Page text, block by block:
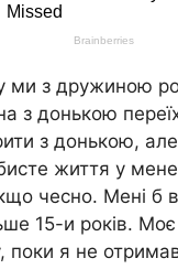
ми з дружиною
з донькою
з донькою,
життя у мене
чесно. Мені б
15-и років.
я не